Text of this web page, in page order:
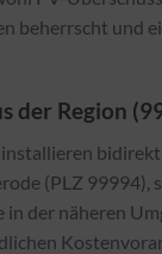
beherrscht und
der Region
(PLZ 99994),
der näheren